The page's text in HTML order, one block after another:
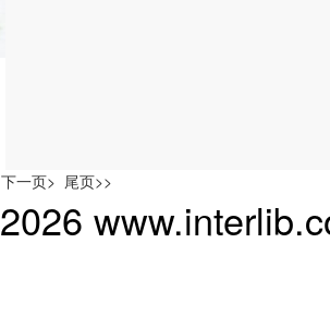
下一页> 尾页>>
2026